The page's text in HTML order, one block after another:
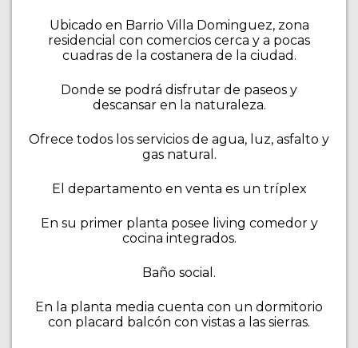
Ubicado en Barrio Villa Dominguez, zona
residencial con comercios cerca y a pocas
cuadras de la costanera de la ciudad.
Donde se podrá disfrutar de paseos y
descansar en la naturaleza.
Ofrece todos los servicios de agua, luz, asfalto y
gas natural.
El departamento en venta es un tríplex
En su primer planta posee living comedor y
cocina integrados.
Baño social.
En la planta media cuenta con un dormitorio
con placard balcón con vistas a las sierras.